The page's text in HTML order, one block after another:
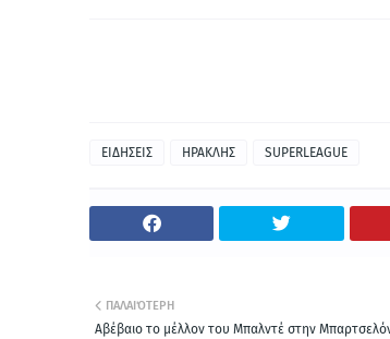
ΕΙΔΗΣΕΙΣ ΗΡΑΚΛΗΣ SUPERLEAGUE
ΠΑΛΑΙΌΤΕΡΗ
Αβέβαιο το μέλλον του Μπαλντέ στην